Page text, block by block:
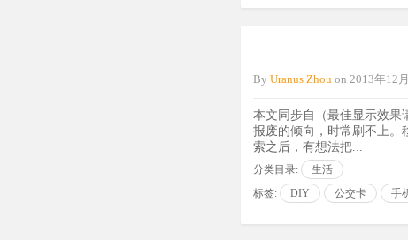
By Uranus Zhou on 2013年12
本文同步自（最佳显示效果
报废的倾向，时常刷不上。
索之后，有想法把...
分类目录:
生活
标签:
DIY 公交卡 手